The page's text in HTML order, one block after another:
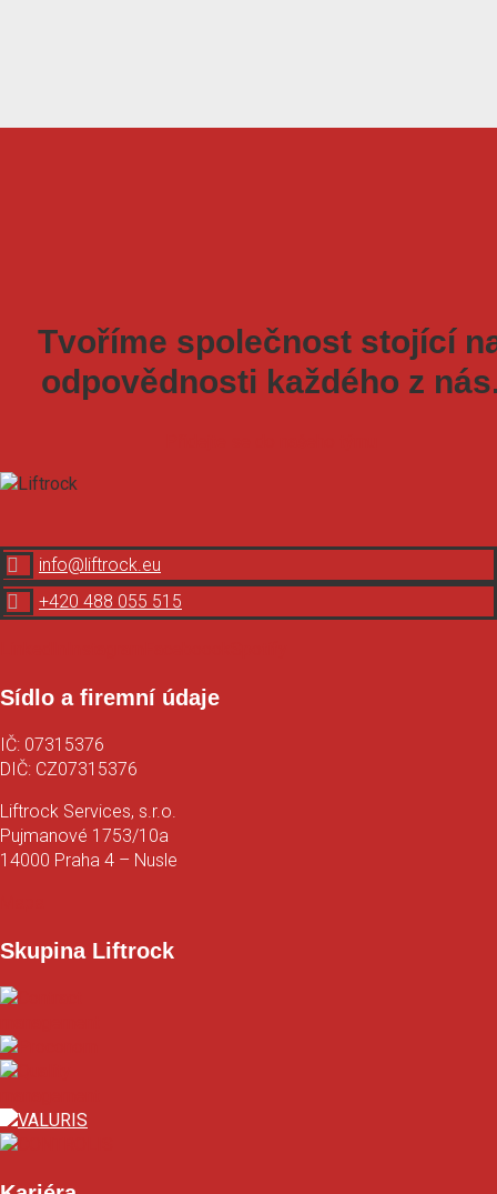
Tvoříme společnost stojící
odpovědnosti každého z
 info@liftrock.eu
 +420 488 055 515
Sídlo a firemní údaje
IČ: 07315376
DIČ: CZ07315376
Liftrock Services, s.r.o.
Pujmanové 1753/10a
14000 Praha 4 – Nusle
Skupina Liftrock